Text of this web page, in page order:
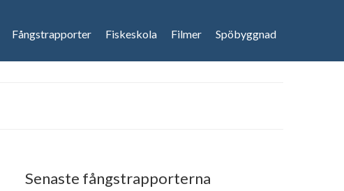
Fångstrapporter Fiskeskola Filmer Spöbyggnad
Senaste fångstrapporterna